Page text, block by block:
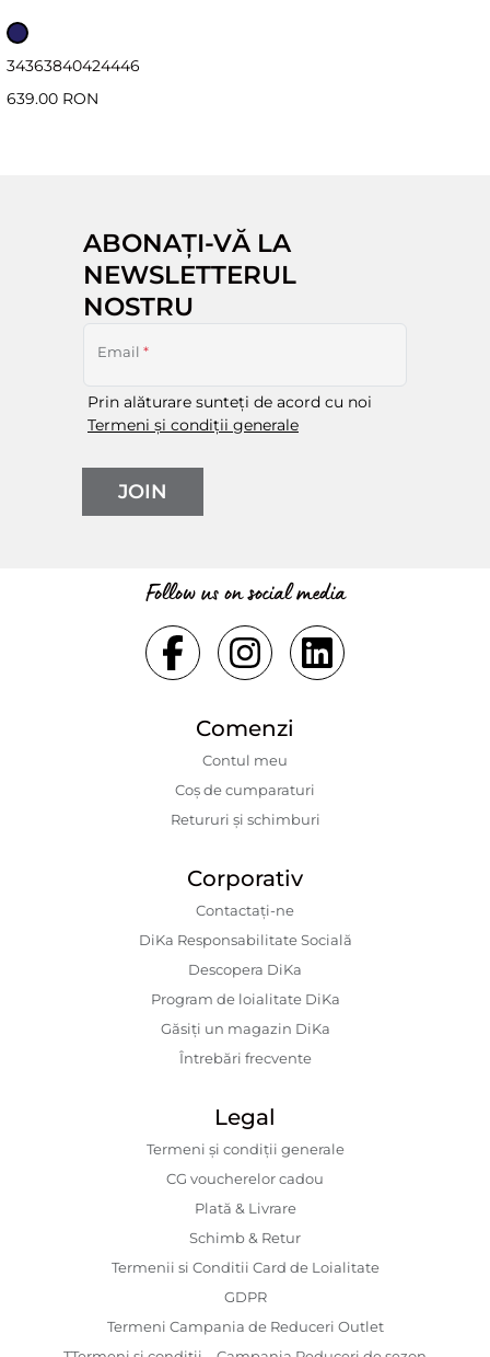
34363840424446
639.00 RON
ABONAȚI-VĂ LA
NEWSLETTERUL
NOSTRU
Email *
Prin alăturare sunteți de acord cu noi
Termeni și condiții generale
JOIN
Follow us on social media
Comenzi
Contul meu
Coș de cumparaturi
Retururi și schimburi
Corporativ
Contactaţi-ne
DiKa Responsabilitate Socială
Descopera DiKa
Program de loialitate DiKa
Găsiți un magazin DiKa
Întrebări frecvente
Legal
Termeni și condiții generale
CG voucherelor cadou
Plată & Livrare
Schimb & Retur
Termenii si Conditii Card de Loialitate
GDPR
Termeni Campania de Reduceri Outlet